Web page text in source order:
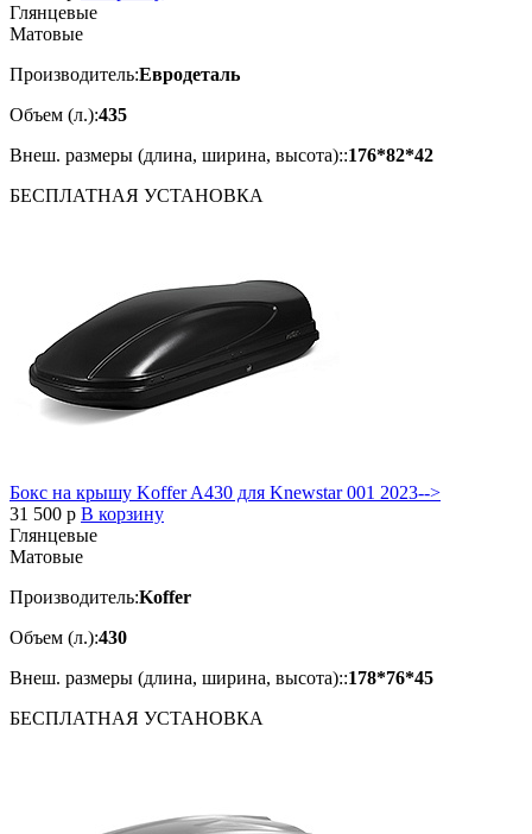
Глянцевые
Матовые
Производитель:Евродеталь
Объем (л.):435
Внеш. размеры (длина, ширина, высота)::176*82*42
БЕСПЛАТНАЯ УСТАНОВКА
Бокс на крышу Koffer A430 для Knewstar 001 2023-->
31 500 p В корзину
Глянцевые
Матовые
Производитель:Koffer
Объем (л.):430
Внеш. размеры (длина, ширина, высота)::178*76*45
БЕСПЛАТНАЯ УСТАНОВКА